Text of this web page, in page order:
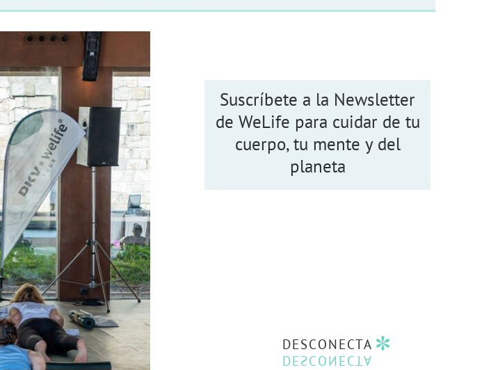
Suscríbete a la Newsletter
de WeLife para cuidar de tu
cuerpo, tu mente y del
planeta
DESCONECTA